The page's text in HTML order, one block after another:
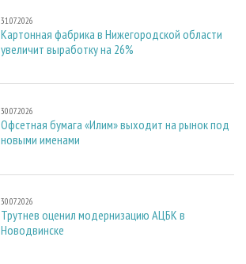
31.07.2026
Картонная фабрика в Нижегородской области
увеличит выработку на 26%
30.07.2026
Офсетная бумага «Илим» выходит на рынок под
новыми именами
30.07.2026
Трутнев оценил модернизацию АЦБК в
Новодвинске